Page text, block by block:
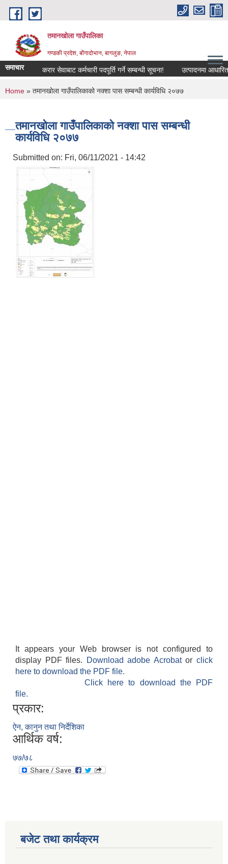
Skip to main content
तमानखोला गाउँपालिका
गण्डकी प्रदेश, बोंगादोभान, बागलुङ, नेपाल
समाचार करार सेवाबाट कर्मचारी पदपूर्ति गर्ने सम्बन्धी सूचना! उत्पादनमा आधारित
You are here
Home » तमानखोला गाउँपालिकाको नक्शा पास सम्बन्धी कार्यविधि २०७७
तमानखोला गाउँपालिकाको नक्शा पास सम्बन्धी
कार्यविधि २०७७
Submitted on: Fri, 06/11/2021 - 14:42
It appears your Web browser is not configured to
display PDF files.
Download adobe Acrobatorclick
here to download the PDF file.
Click here to download the PDF
file.
प्रकार:
ऐन, कानुन तथा निर्देशिका
आर्थिक वर्ष:
७७/७८
बजेट तथा कार्यक्रम